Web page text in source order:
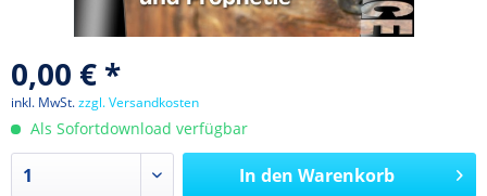
0,00 € *
inkl. MwSt.zzgl. Versandkosten
Als Sofortdownload verfügbar
In den Warenkorb